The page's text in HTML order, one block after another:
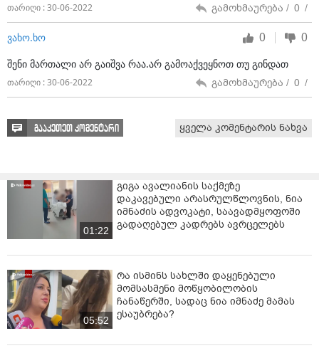
თარიღი : 30-06-2022 გამოხმაურება / 0 /
ვახო.ხო 0 0
შენი მართალი არ გაიშვა რაა.არ გამოაქვეყნოთ თუ გინდათ
თარიღი : 30-06-2022 გამოხმაურება / 0 /
გააკეთეთ კომენტარი ყველა კომენტარის ნახვა
01:22
გიგა ავალიანის საქმეზე
დაკავებული არასრულწლოვნის, ნია
იმნაძის ადვოკატი, საავადმყოფოში
გადაღებულ კადრებს ავრცელებს
05:52
რა ისმინს სახლში დაყენებული
მომსასმენი მოწყობილობის
ჩანაწერში, სადაც ნია იმნაძე მამას
ესაუბრება?